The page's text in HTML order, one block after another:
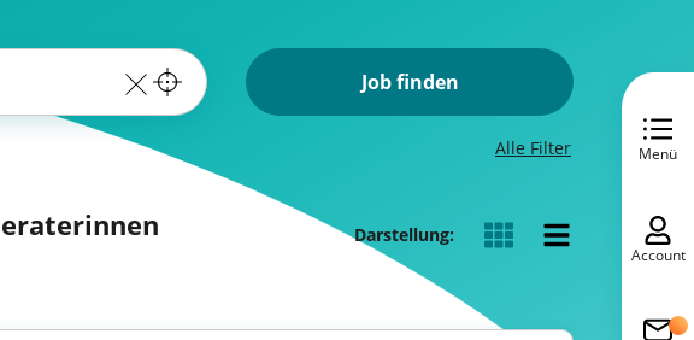
Job finden
Alle Filter
Darstellung:
Menü
Account